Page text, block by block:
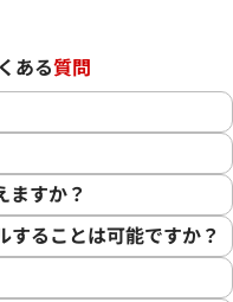
ある質問
ますか？
ることは可能ですか？